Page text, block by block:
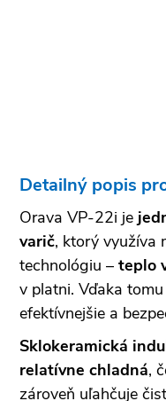
Detailný popis
Orava VP-22i je
varič, ktorý využíva
technológiu – teplo
v platni. Vďaka
efektívnejšie a
Sklokeramická
relatívne chladná,
zároveň uľahčuje